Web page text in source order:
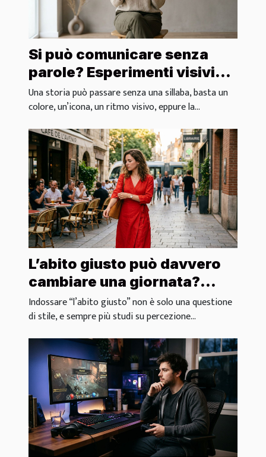
Si può comunicare senza
parole? Esperimenti visivi
nel branding moderno
Una storia può passare senza una sillaba, basta un
colore, un’icona, un ritmo visivo, eppure la...
L’abito giusto può davvero
cambiare una giornata?
Analisi di micro-
comportamenti
Indossare “l’abito giusto” non è solo una questione
di stile, e sempre più studi su percezione...